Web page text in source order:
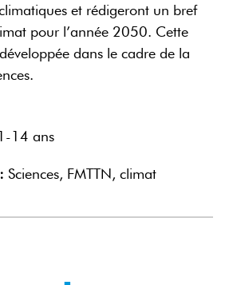
et rédigeront un bref
pour l’année 2050. Cette
dans le cadre de la
14 ans
Sciences, FMTTN, climat